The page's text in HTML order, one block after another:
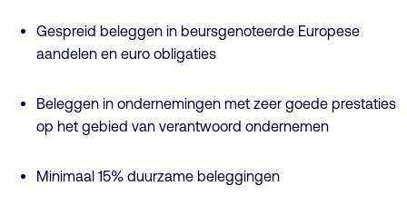
Gespreid beleggen in beursgenoteerde Europese
aandelen en euro obligaties
Beleggen in ondernemingen met zeer goede prestaties
op het gebied van verantwoord ondernemen
Minimaal 15% duurzame beleggingen